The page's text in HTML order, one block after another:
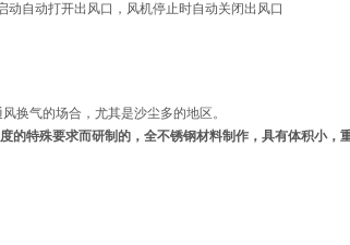
自动打开出风口，风机停止时自动关闭出风口
换气的场合，尤其是沙尘多的地区。
的特殊要求而研制的，全不锈钢材料制作，具有体积小，